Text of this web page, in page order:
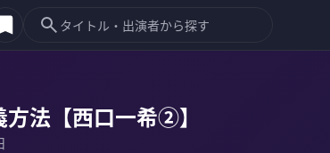
法【西口一希②】